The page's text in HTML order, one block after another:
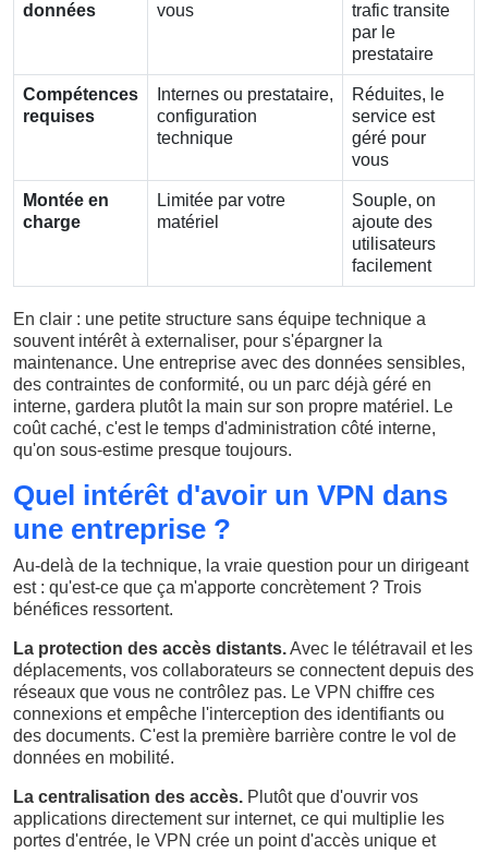
données
vous
trafic transite
par le
prestataire
Compétences
requises
Internes ou prestataire,
configuration
technique
Réduites, le
service est
géré pour
vous
Montée en
charge
Limitée par votre
matériel
Souple, on
ajoute des
utilisateurs
facilement
En clair : une petite structure sans équipe technique a
souvent intérêt à externaliser, pour s'épargner la
maintenance. Une entreprise avec des données sensibles,
des contraintes de conformité, ou un parc déjà géré en
interne, gardera plutôt la main sur son propre matériel. Le
coût caché, c'est le temps d'administration côté interne,
qu'on sous-estime presque toujours.
Quel intérêt d'avoir un VPN dans
une entreprise ?
Au-delà de la technique, la vraie question pour un dirigeant
est : qu'est-ce que ça m'apporte concrètement ? Trois
bénéfices ressortent.
La protection des accès distants.Avec le télétravail et les
déplacements, vos collaborateurs se connectent depuis des
réseaux que vous ne contrôlez pas. Le VPN chiffre ces
connexions et empêche l'interception des identifiants ou
des documents. C'est la première barrière contre le vol de
données en mobilité.
La centralisation des accès. Plutôt que d'ouvrir vos
applications directement sur internet, ce qui multiplie les
portes d'entrée, le VPN crée un point d'accès unique et